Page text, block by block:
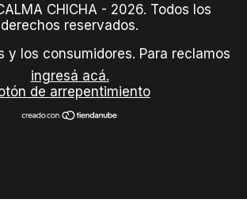
CHICHA - 2026. Todos los
derechos reservados.
y los consumidores. Para reclamos
ingresá acá.
de arrepentimiento